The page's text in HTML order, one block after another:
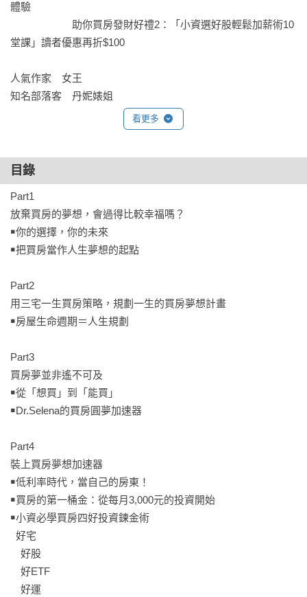
體驗
助你買房發財好禮2：「小資選好股輕鬆加薪術10
堂課」讀者優惠再折$100
人氣作家　女王
知名部落客　丹妮婊姐
科技財經主持人、作家　朱楚文
青年作家　冒牌生
SmartM創辦人　許景泰
OK忠訓國際集團董事長　陳訓弘
知名主播　陳海茵
知名部落客　崔咪
自媒體經營者　張恩嬅
知名Youtuber　壽司張佳瑩
東吳大學講座教授　劉忠賢
Money雜誌董事暨共同創辦人　謝明宏
──自富推薦（依姓氏筆劃順序排列）
看更多
目錄
Part1
放棄買房的夢想，會過得比較幸福嗎？
￭你的選擇，你的未來
￭把買房當作人生夢想的起點
Part2
用三宅一生買房策略，規劃一生的買房夢想計畫
￭房屋生命週期＝人生規劃
Part3
買房夢並非遙不可及
￭從「想買」到「能買」
￭Dr.Selena的買房圓夢加速器
Part4
裝上買房夢想加速器
￭低利率時代，當自己的房東！
￭買房的第一桶金：從每月3,000元的投資開始
￭小資必學買房四好投資鍊金術
好股
好ETF
好運